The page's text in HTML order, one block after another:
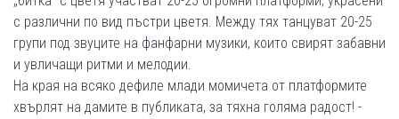
с различни по вид пъстри цветя. Между тях танцуват 20-25
групи под звуците на фанфарни музики, които свирят забавни
и увличащи ритми и мелодии.
На края на всяко дефиле млади момичета от платформите
хвърлят на дамите в публиката, за тяхна голяма радост! -